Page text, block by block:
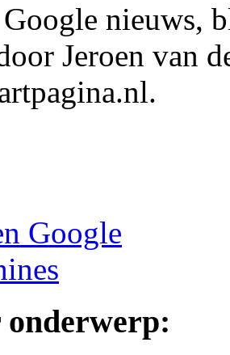
nieuws,
Jeroen van
Google
onderwerp: